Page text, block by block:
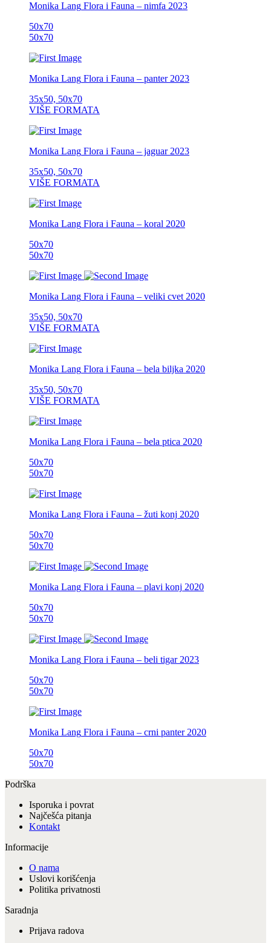
Monika Lang Flora i Fauna – nimfa 2023
50x70
50x70
Monika Lang Flora i Fauna – panter 2023
35x50, 50x70
VIŠE FORMATA
Monika Lang Flora i Fauna – jaguar 2023
35x50, 50x70
VIŠE FORMATA
Monika Lang Flora i Fauna – koral 2020
50x70
50x70
Monika Lang Flora i Fauna – veliki cvet 2020
35x50, 50x70
VIŠE FORMATA
Monika Lang Flora i Fauna – bela biljka 2020
35x50, 50x70
VIŠE FORMATA
Monika Lang Flora i Fauna – bela ptica 2020
50x70
50x70
Monika Lang Flora i Fauna – žuti konj 2020
50x70
50x70
Monika Lang Flora i Fauna – plavi konj 2020
50x70
50x70
Monika Lang Flora i Fauna – beli tigar 2023
50x70
50x70
Monika Lang Flora i Fauna – crni panter 2020
50x70
50x70
Podrška
Isporuka i povrat
Najčešća pitanja
Kontakt
Informacije
O nama
Uslovi korišćenja
Politika privatnosti
Saradnja
Prijava radova